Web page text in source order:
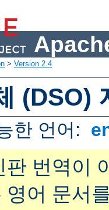
> Version 2.4
(DSO)
한 언어:
판 번역이
영어 문서